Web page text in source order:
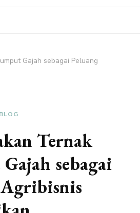
Gajah sebagai Peluang
BLOG
Ternak
sebagai